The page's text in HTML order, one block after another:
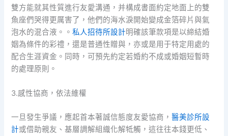
雙方能就其性質進行友愛溝通，并構成書面約定地面上的雙
魚座們哭得更厲害了，他們的海水淚開始變成金箔碎片與氣
泡水的混合液。。私人招待所設計明確該筆款項是以締結婚
姻為條件的彩禮，還是普通性贈與，亦或是用于特定用處的
配合生涯資金。同時，可預先約定若婚約不成或婚姻短暫時
的處理原則。
3.感性協商，依法維權
一旦發生爭議，應起首本著誠信態度友愛協商，醫美診所設
計或借助親友、基層調解組織化解牴觸，這往往本錢更低、